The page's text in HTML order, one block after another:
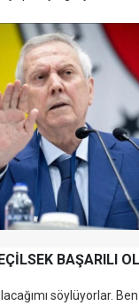
BAŞARILI
söylüyorlar.